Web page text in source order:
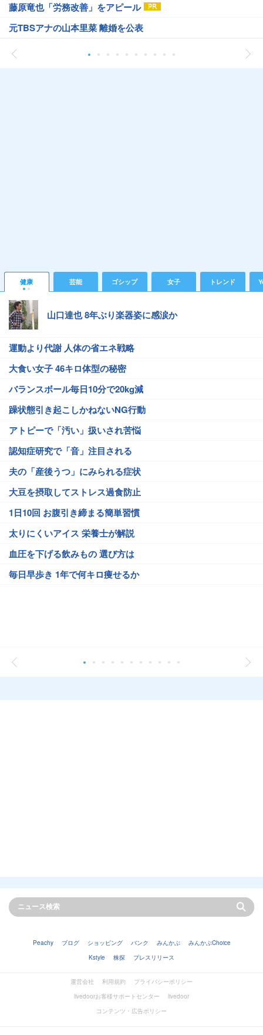
藤原竜也「労務改善」をアピール
元TBSアナの山本里菜 離婚を公表
健康 芸能 ゴシップ 女子 トレンド
山口達也 8年ぶり楽器姿に感涙か
運動より代謝 人体の省エネ戦略
大食い女子 46キロ体型の秘密
バランスボール毎日10分で20kg減
躁状態引き起こしかねないNG行動
アトピーで「汚い」扱いされ苦悩
認知症研究で「音」注目される
夫の「産後うつ」にみられる症状
大豆を摂取してストレス過食防止
1日10回 お腹引き締まる簡単習慣
太りにくいアイス 栄養士が解説
血圧を下げる飲みもの 選び方は
毎日早歩き 1年で何キロ痩せるか
Peachy ブログ ショッピング バンク みんかぶ
みんかぶChoice
Kstyle
株探 プレスリリース
運営会社 利用規約
プライバシーポリシー
livedoorお客様サポートセンター
livedoor
コンテンツ・広告ポリシー